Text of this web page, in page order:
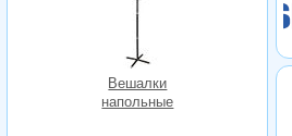
Вешалки
напольные